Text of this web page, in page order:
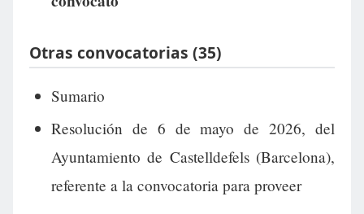
Otras convocatorias (35)
Sumario
Resolución de 6 de mayo de 2026, del
Ayuntamiento de Castelldefels (Barcelona),
referente a la convocatoria para proveer